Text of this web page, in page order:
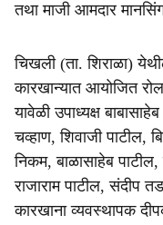
तथा माजी आमदार
चिखली (ता. शिराळा)
कारखान्यात आयोजित
यावेळी उपाध्यक्ष
चव्हाण, शिवाजी पाटील,
निकम, बाळासाहेब
राजाराम पाटील, संदीप
कारखाना व्यवस्थापक